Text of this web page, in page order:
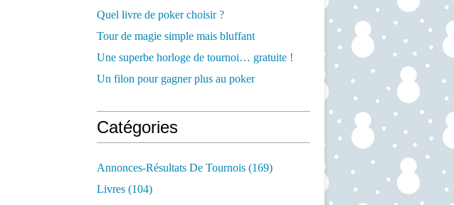
Quel livre de poker choisir ?
Tour de magie simple mais bluffant
Une superbe horloge de tournoi… gratuite !
Un filon pour gagner plus au poker
Catégories
Annonces-Résultats De Tournois (169)
Livres (104)